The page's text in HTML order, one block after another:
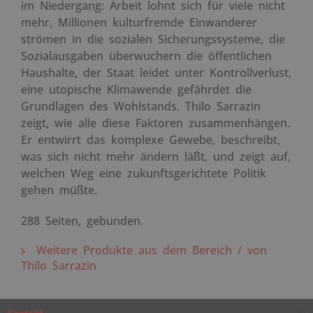
im Niedergang: Arbeit lohnt sich für viele nicht
mehr, Millionen kulturfremde Einwanderer
strömen in die sozialen Sicherungssysteme, die
Sozialausgaben überwuchern die öffentlichen
Haushalte, der Staat leidet unter Kontrollverlust,
eine utopische Klimawende gefährdet die
Grundlagen des Wohlstands. Thilo Sarrazin
zeigt, wie alle diese Faktoren zusammenhängen.
Er entwirrt das komplexe Gewebe, beschreibt,
was sich nicht mehr ändern läßt, und zeigt auf,
welchen Weg eine zukunftsgerichtete Politik
gehen müßte.
288 Seiten, gebunden.
Weitere Produkte aus dem Bereich / von
Thilo Sarrazin